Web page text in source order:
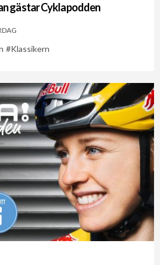
gästar Cyklapodden
Klassikern